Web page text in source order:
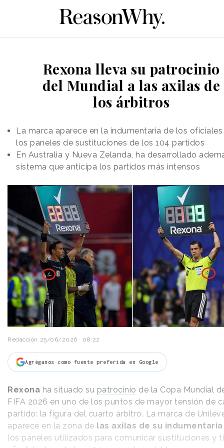
Rexona lleva su patrocinio
del Mundial a las axilas de
los árbitros
La marca aparece en la indumentaria de los
los paneles de sustituciones de los 104 partidos
En Australia y Nueva Zelanda, ha desarrollado
sistema que anticipa los partidos más intensos
Redacción 25/06/2026 · 08:22
Agréganos como fuente preferida en Google
Rexona ha situado su patrocinio de la Copa Mundial
FIFA 2026 en uno de los puntos de mayor tensión de
partido: la figura del cuarto árbitro. La marca de
aparece en la zona de las axilas de su
los paneles utilizados para comunicar sustituciones y